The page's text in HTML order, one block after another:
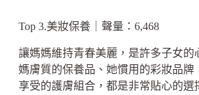
Top 3.美妝保養｜聲量：6,468
讓媽媽維持青春美麗，是許多子女的
媽膚質的保養品、她慣用的彩妝品牌
享受的護膚組合，都是非常貼心的選